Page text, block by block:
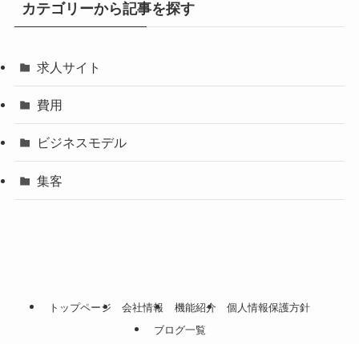
カテゴリーから記事を探す
求人サイト
費用
ビジネスモデル
集客
トップページ 会社情報 機能紹介
個人情報保護方針
ブログ一覧